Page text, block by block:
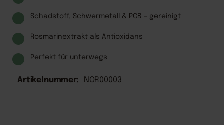
Schadstoff, Schwermetall & PCB – gereinigt
Rosmarinextrakt als Antioxidans
Perfekt für unterwegs
Artikelnummer: NOR00003